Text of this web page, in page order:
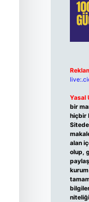
Yasal
bir
hiçbir
Sitede
alan
olup,